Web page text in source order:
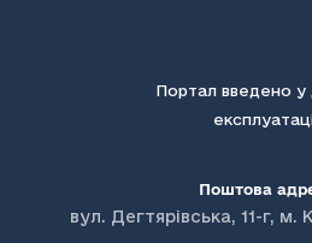
Портал введено у
Поштова
вул. Дегтярівська, 11-г, м.